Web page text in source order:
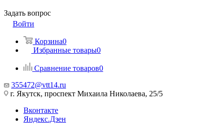
Задать вопрос
Войти
Корзина0
Избранные товары0
Сравнение товаров0
355472@vtt14.ru
г. Якутск, проспект Михаила Николаева, 25/5
Вконтакте
Яндекс.Дзен